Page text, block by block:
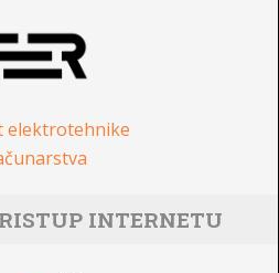
elektrotehnike
INTERNETU